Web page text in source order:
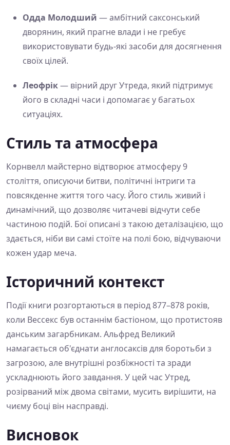
Одда Молодший — амбітний саксонський
дворянин, який прагне влади і не гребує
використовувати будь-які засоби для досягнення
своїх цілей.
Леофрік— вірний друг Утреда, який підтримує
його в складні часи і допомагає у багатьох
ситуаціях.
Стиль та атмосфера
Корнвелл майстерно відтворює атмосферу 9
століття, описуючи битви, політичні інтриги та
повсякденне життя того часу. Його стиль живий і
динамічний, що дозволяє читачеві відчути себе
частиною подій. Бої описані з такою деталізацією, що
здається, ніби ви самі стоїте на полі бою, відчуваючи
кожен удар меча.
Історичний контекст
Події книги розгортаються в період 877–878 років,
коли Вессекс був останнім бастіоном, що протистояв
данським загарбникам. Альфред Великий
намагається об'єднати англосаксів для боротьби з
загрозою, але внутрішні розбіжності та зради
ускладнюють його завдання. У цей час Утред,
розірваний між двома світами, мусить вирішити, на
чиєму боці він насправді.
Висновок